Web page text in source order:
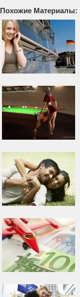
Похожие Материалы: